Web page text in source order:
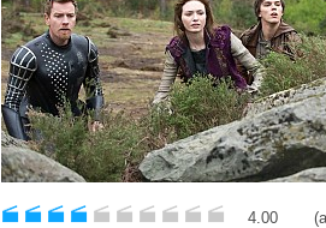
4.00